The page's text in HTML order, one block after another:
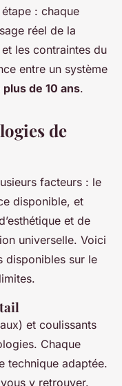
: chaque
réel de la
les contraintes du
entre un système
plus de 10 ans.
de
facteurs : le
disponible, et
et de
universelle. Voici
disponibles sur le
et coulissants
Chaque
technique adaptée.
y retrouver.